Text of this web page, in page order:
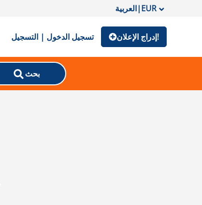
العربية|EUR
تسجيل الدخول | التسجيل إدراج الإعلان!
بحث